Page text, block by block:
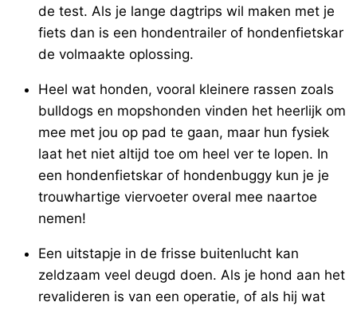
de test. Als je lange dagtrips wil maken met je
fiets dan is een hondentrailer of hondenfietskar
de volmaakte oplossing.
Heel wat honden, vooral kleinere rassen zoals
bulldogs en mopshonden vinden het heerlijk om
mee met jou op pad te gaan, maar hun fysiek
laat het niet altijd toe om heel ver te lopen. In
een hondenfietskar of hondenbuggy kun je je
trouwhartige viervoeter overal mee naartoe
nemen!
Een uitstapje in de frisse buitenlucht kan
zeldzaam veel deugd doen. Als je hond aan het
revalideren is van een operatie, of als hij wat